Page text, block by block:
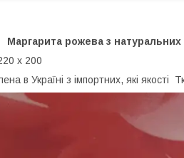
Маргарита рожева з
x 200
в Україні з імпортних, які якості